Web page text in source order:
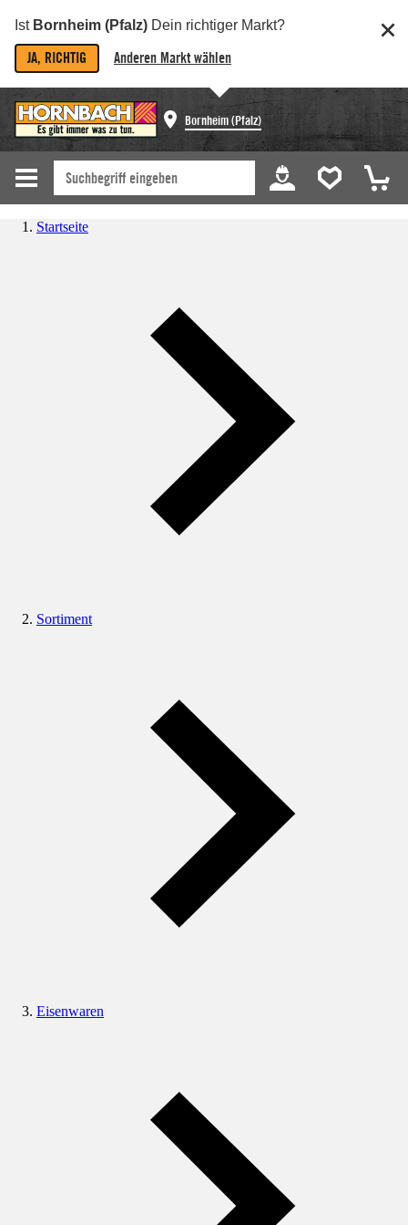
Ist Bornheim (Pfalz) Dein richtiger Markt?
JA, RICHTIG Anderen Markt wählen
Bornheim (Pfalz)
Startseite
Sortiment
Eisenwaren